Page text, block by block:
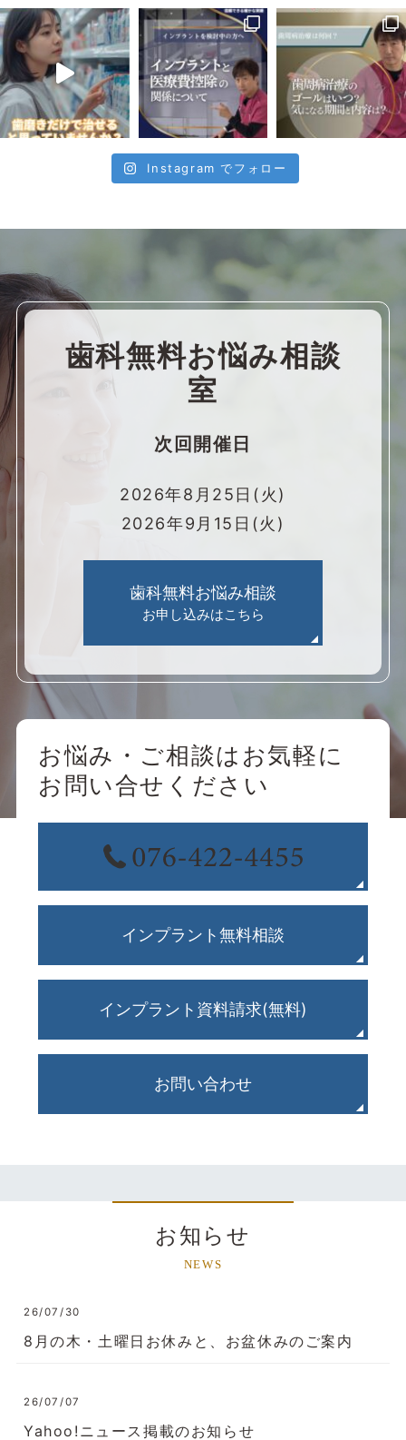
Instagram でフォロー
歯科無料お悩み相談
室
次回開催日
2026年8月25日(火)
2026年9月15日(火)
歯科無料お悩み相談
お申し込みはこちら
お悩み・ご相談はお気軽に
お問い合せください
インプラント無料相談
インプラント資料請求(無料)
お問い合わせ
お知らせ
NEWS
26/07/30
8月の木・土曜日お休みと、お盆休みのご案内
26/07/07
Yahoo!ニュース掲載のお知らせ